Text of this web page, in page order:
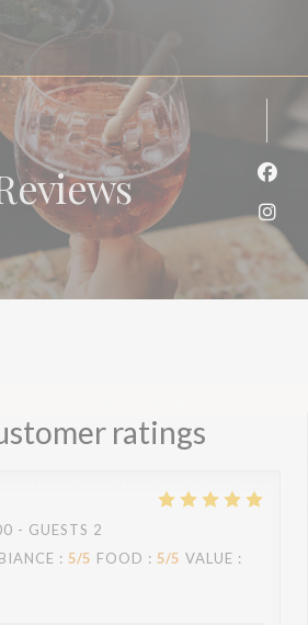
ratings
- GUESTS 2
: 5/5 FOOD : 5/5 VALUE :